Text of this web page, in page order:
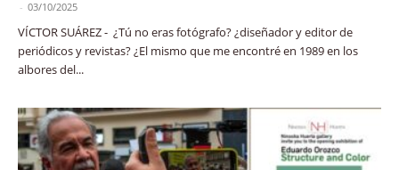
- 03/10/2025
VÍCTOR SUÁREZ - ¿Tú no eras fotógrafo? ¿diseñador y editor de
periódicos y revistas? ¿El mismo que me encontré en 1989 en los
albores del...